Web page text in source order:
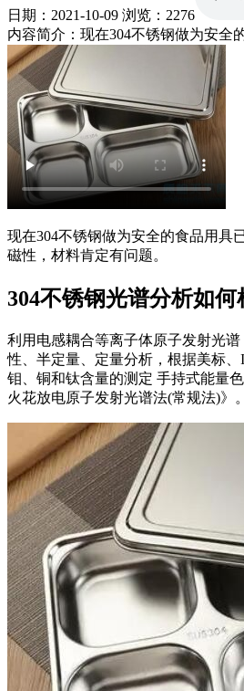
日期：2021-10-09 浏览：2276
内容简介：现在304不锈钢做为安全
现在304不锈钢做为安全的食品用具
磁性，材料肯定有问题。
304不锈钢光谱分析如何
利用电感耦合等离子体原子发射光
性、半定量、定量分析，根据美标
钼、铜和钛含量的测定 手持式能量
火花放电原子发射光谱法(常规法)》。